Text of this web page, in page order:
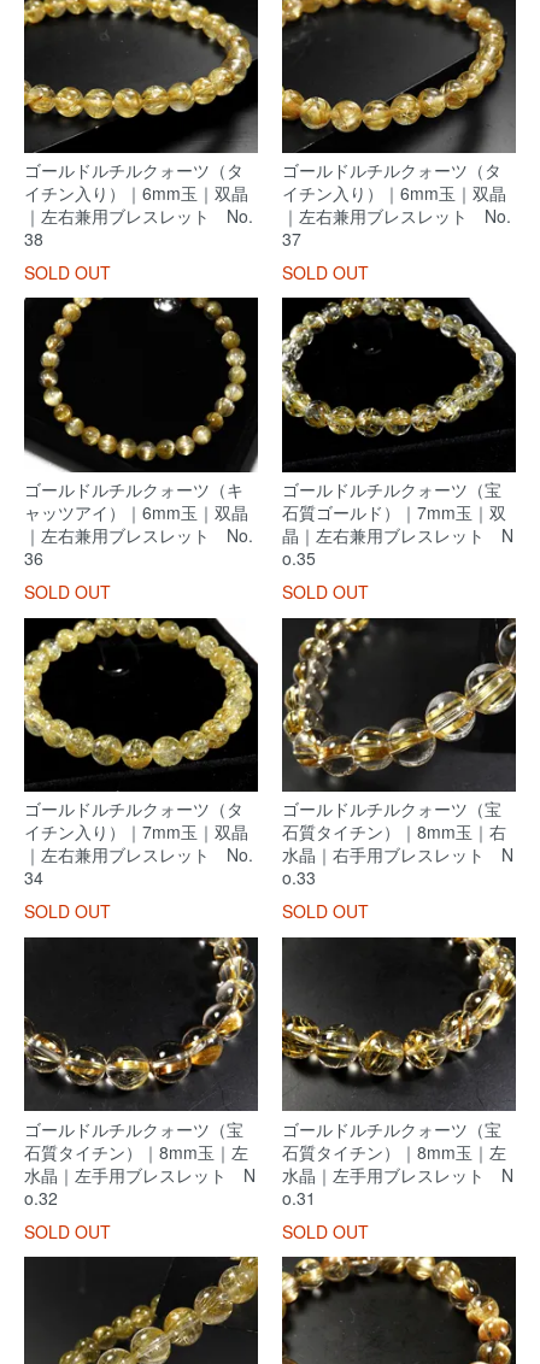
ゴールドルチルクォーツ（タ
イチン入り）｜6mm玉｜双晶
｜左右兼用ブレスレット No.
38
SOLD OUT
ゴールドルチルクォーツ（タ
イチン入り）｜6mm玉｜双晶
｜左右兼用ブレスレット No.
37
SOLD OUT
ゴールドルチルクォーツ（キ
ャッツアイ）｜6mm玉｜双晶
｜左右兼用ブレスレット No.
36
SOLD OUT
ゴールドルチルクォーツ（宝
石質ゴールド）｜7mm玉｜双
晶｜左右兼用ブレスレット N
o.35
SOLD OUT
ゴールドルチルクォーツ（タ
イチン入り）｜7mm玉｜双晶
｜左右兼用ブレスレット No.
34
SOLD OUT
ゴールドルチルクォーツ（宝
石質タイチン）｜8mm玉｜右
水晶｜右手用ブレスレット N
o.33
SOLD OUT
ゴールドルチルクォーツ（宝
石質タイチン）｜8mm玉｜左
水晶｜左手用ブレスレット N
o.32
SOLD OUT
ゴールドルチルクォーツ（宝
石質タイチン）｜8mm玉｜左
水晶｜左手用ブレスレット N
o.31
SOLD OUT